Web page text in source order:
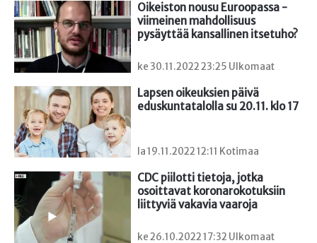
Oikeiston nousu Euroopassa -
viimeinen mahdollisuus
pysäyttää kansallinen itsetuho?
ke 30.11.2022 23:25 Ulkomaat
Lapsen oikeuksien päivä
eduskuntatalolla su 20.11. klo 17
la 19.11.2022 12:11 Kotimaa
CDC piilotti tietoja, jotka
osoittavat koronarokotuksiin
liittyviä vakavia vaaroja
ke 26.10.2022 17:32 Ulkomaat